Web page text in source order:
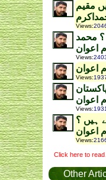
مقیم
Views:
محمد
اعوان
Views:
اعوان
Views:
اعوان
Views:1931
ہیں ؟
اعوان
Views:
Click here to
Other